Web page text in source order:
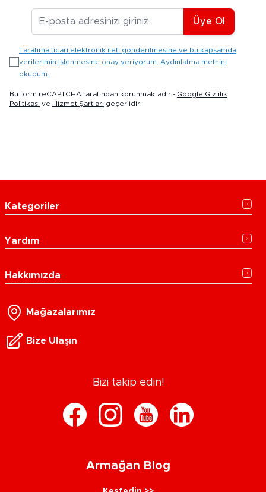
E-posta Adresiniz
Üye Ol
Tarafıma ticari elektronik ileti gönderilmesine ve bu kapsamda
verilerimin işlenmesine onay veriyorum. Aydınlatma metnini
okudum.
Bu form reCAPTCHA tarafından korunmaktadır - Google Gizlilik
Politikası ve Hizmet Şartları geçerlidir.
Kategoriler
Yardım
Hakkımızda
Mağazalarımız
Bize Ulaşın
Bizi takip edin!
Armağan Blog